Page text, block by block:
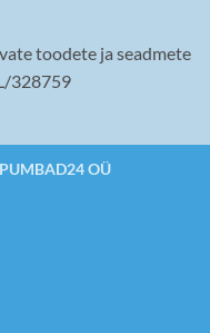
toodete ja seadmete
328759
OÜ